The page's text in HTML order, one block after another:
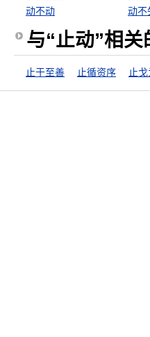
动不动
动不
与“止动”相关
止于至善 止循资序 止